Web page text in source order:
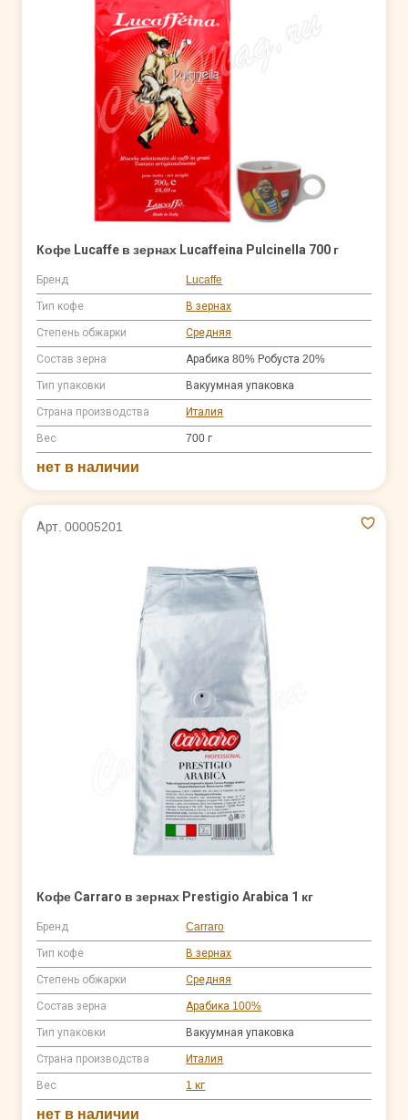
Кофе Lucaffe в зернах Lucaffeina Pulcinella 700 г
Бренд Lucaffe
Тип кофе В зернах
Степень обжарки Средняя
Состав зерна Арабика 80% Робуста 20%
Тип упаковки Вакуумная упаковка
Страна производства Италия
Вес 700 г
нет в наличии
Арт. 00005201
Кофе Carraro в зернах Prestigio Arabica 1 кг
Бренд Carraro
Тип кофе В зернах
Степень обжарки Средняя
Состав зерна Арабика 100%
Тип упаковки Вакуумная упаковка
Страна производства Италия
Вес 1 кг
нет в наличии